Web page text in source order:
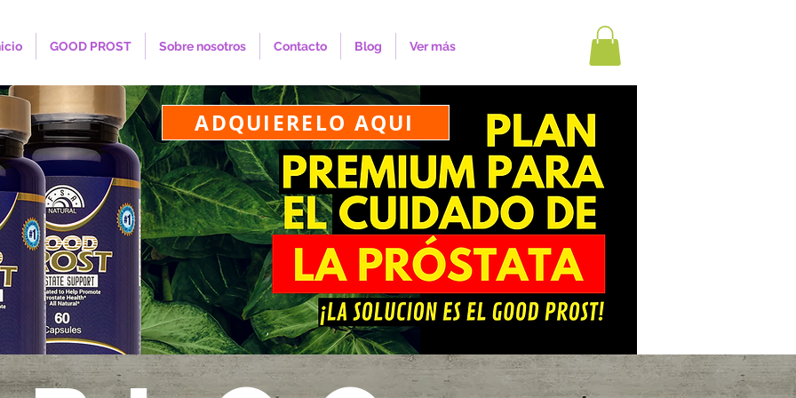
GOOD PROST Sobre nosotros Contacto Blog Ver más
ADQUIERELO AQUI